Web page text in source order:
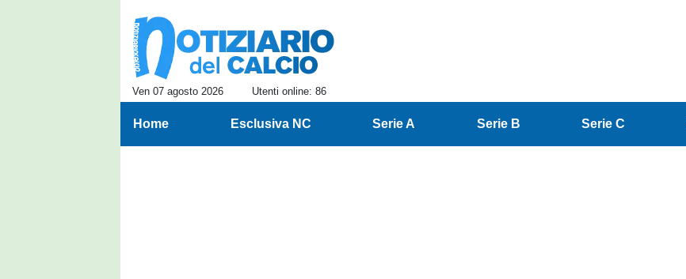
Ven 07 agosto 2026 Utenti online: 86
Home Esclusiva NC Serie A Serie B Serie C